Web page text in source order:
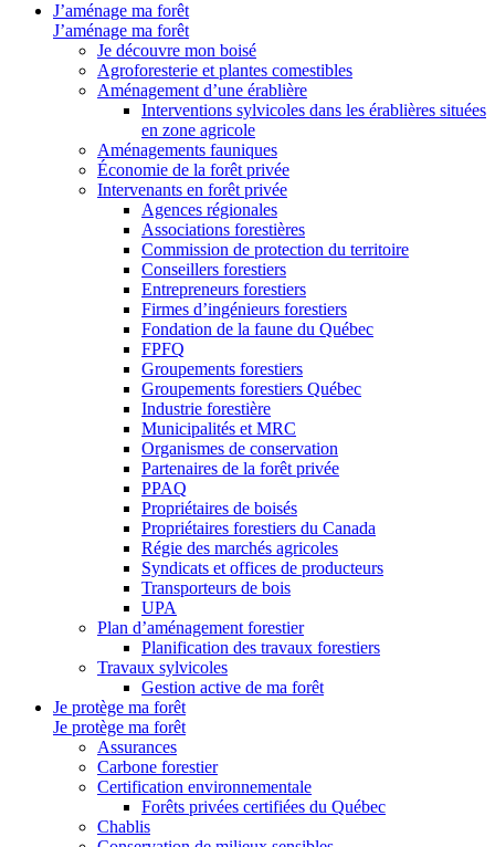
J’aménage ma forêt
J’aménage ma forêt
Je découvre mon boisé
Agroforesterie et plantes comestibles
Aménagement d’une érablière
Interventions sylvicoles dans les érablières situées
en zone agricole
Aménagements fauniques
Économie de la forêt privée
Intervenants en forêt privée
Agences régionales
Associations forestières
Commission de protection du territoire
Conseillers forestiers
Entrepreneurs forestiers
Firmes d’ingénieurs forestiers
Fondation de la faune du Québec
FPFQ
Groupements forestiers
Groupements forestiers Québec
Industrie forestière
Municipalités et MRC
Organismes de conservation
Partenaires de la forêt privée
PPAQ
Propriétaires de boisés
Propriétaires forestiers du Canada
Régie des marchés agricoles
Syndicats et offices de producteurs
Transporteurs de bois
UPA
Plan d’aménagement forestier
Planification des travaux forestiers
Travaux sylvicoles
Gestion active de ma forêt
Je protège ma forêt
Je protège ma forêt
Assurances
Carbone forestier
Certification environnementale
Forêts privées certifiées du Québec
Chablis